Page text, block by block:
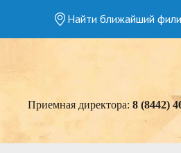
Найти ближайший
Приемная директора:8 (8442)